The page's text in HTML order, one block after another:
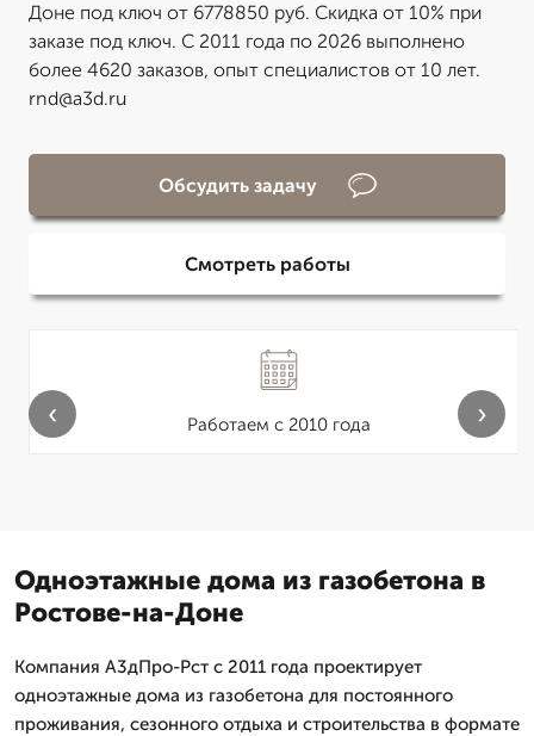
Доне под ключ от 6778850 руб. Скидка от 10% при
заказе под ключ. С 2011 года по 2026 выполнено
более 4620 заказов, опыт специалистов от 10 лет.
rnd@a3d.ru
Обсудить задачу
Смотреть работы
Работаем с 2010 года
‹ ›
Одноэтажные дома из газобетона в
Ростове-на-Доне
Компания А3дПро-Рст с 2011 года проектирует
одноэтажные дома из газобетона для постоянного
проживания, сезонного отдыха и строительства в формате